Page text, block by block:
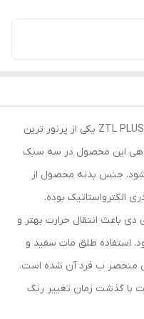
مهتابی ال ای دی 70 وات شاهچراغ مدل ZTL PLUS یکی از پرنور ترین
این محصول در سه سبک
شود. جنس بدنه محصول از
الکترواستاتیک بوده.
دی باعث انتقال حرارت بهتر و
استفاده طلق مات سفید و
منحصر ب فرد آن شده است.
با گذشت زمان تغییر رنگ